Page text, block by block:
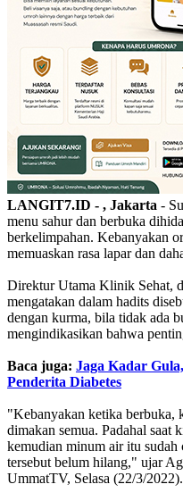
LANGIT7.ID - , Jakarta -
menu sahur dan berbuka
berkelimpahan. Kebanyakan
memuaskan rasa lapar dan
Direktur Utama Klinik Sehat,
mengatakan dalam hadits
dengan kurma, bila tidak ada
mengindikasikan bahwa
Baca juga: Jaga Kadar
Penderita Diabetes
"Kebanyakan ketika berbuka,
dimakan semua. Padahal saat
kemudian minum air itu sudah
tersebut belum hilang," ujar
UmmatTV, Selasa (22/3/2022).